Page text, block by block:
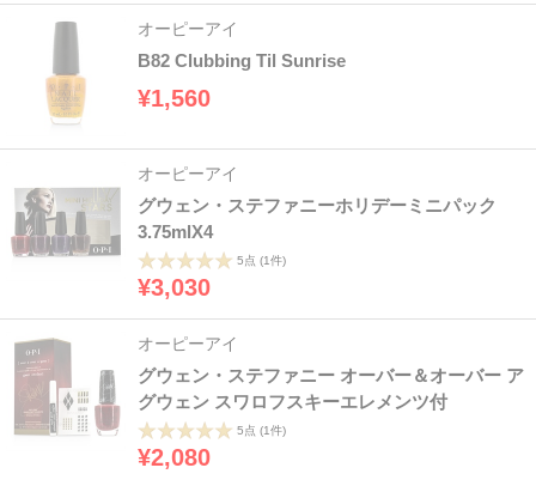
オーピーアイ
B82 Clubbing Til Sunrise
¥1,560
オーピーアイ
グウェン・ステファニーホリデーミニパック
3.75mlX4
5点 (1件)
¥3,030
オーピーアイ
グウェン・ステファニー オーバー＆オーバー ア
グウェン スワロフスキーエレメンツ付
5点 (1件)
¥2,080